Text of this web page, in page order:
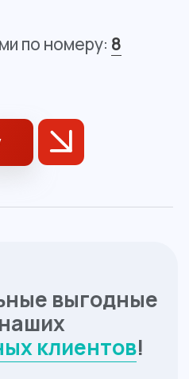
дня
о здоровье